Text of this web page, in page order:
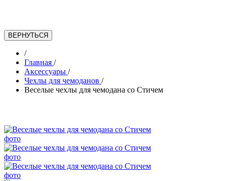
/
Главная /
Аксессуары /
Чехлы для чемоданов /
Веселые чехлы для чемодана со Стичем